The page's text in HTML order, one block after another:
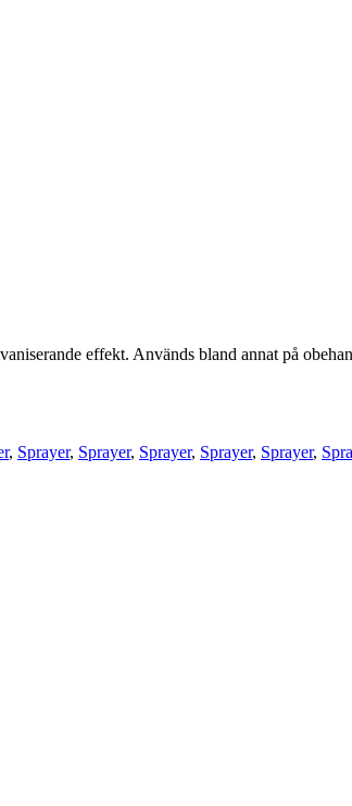
effekt. Används bland annat på
, Sprayer, Sprayer, Sprayer, Sprayer, Sprayer,